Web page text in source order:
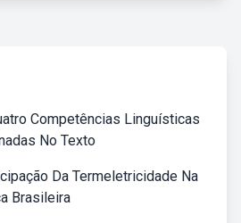
Competências Linguísticas
No Texto
Da Termeletricidade Na
Brasileira